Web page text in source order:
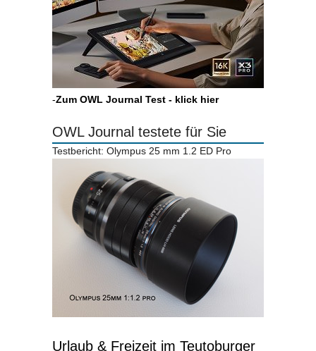
-Zum OWL Journal Test - klick hier
OWL Journal testete für Sie
Testbericht: Olympus 25 mm 1.2 ED Pro
Urlaub & Freizeit im Teutoburger